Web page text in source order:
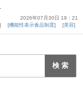
2026年07月30日 19：21
機能性表示食品制度 美容